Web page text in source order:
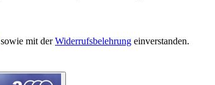
sowie mit derWiderrufsbelehrung einverstanden.